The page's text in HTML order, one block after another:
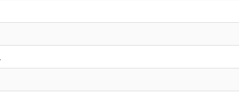
Gorilla Sports